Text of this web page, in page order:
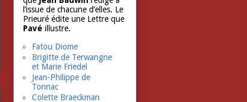
l’issue de chacune d’elles. Le
Prieuré édite une Lettre que
Pavé illustre.
Fatou Diome
Brigitte de Terwangne
et Marie Friedel
Jean-Philippe de
Tonnac
Colette Braeckman